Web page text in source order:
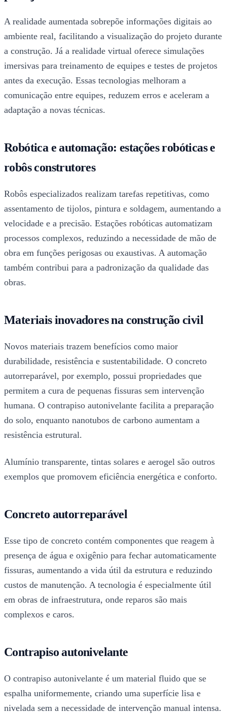
A realidade aumentada sobrepõe informações digitais ao
ambiente real, facilitando a visualização do projeto durante
a construção. Já a realidade virtual oferece simulações
imersivas para treinamento de equipes e testes de projetos
antes da execução. Essas tecnologias melhoram a
comunicação entre equipes, reduzem erros e aceleram a
adaptação a novas técnicas.
Robótica e automação: estações robóticas e
robôs construtores
Robôs especializados realizam tarefas repetitivas, como
assentamento de tijolos, pintura e soldagem, aumentando a
velocidade e a precisão. Estações robóticas automatizam
processos complexos, reduzindo a necessidade de mão de
obra em funções perigosas ou exaustivas. A automação
também contribui para a padronização da qualidade das
obras.
Materiais inovadores na construção civil
Novos materiais trazem benefícios como maior
durabilidade, resistência e sustentabilidade. O concreto
autorreparável, por exemplo, possui propriedades que
permitem a cura de pequenas fissuras sem intervenção
humana. O contrapiso autonivelante facilita a preparação
do solo, enquanto nanotubos de carbono aumentam a
resistência estrutural.
Alumínio transparente, tintas solares e aerogel são outros
exemplos que promovem eficiência energética e conforto.
Concreto autorreparável
Esse tipo de concreto contém componentes que reagem à
presença de água e oxigênio para fechar automaticamente
fissuras, aumentando a vida útil da estrutura e reduzindo
custos de manutenção. A tecnologia é especialmente útil
em obras de infraestrutura, onde reparos são mais
complexos e caros.
Contrapiso autonivelante
O contrapiso autonivelante é um material fluido que se
espalha uniformemente, criando uma superfície lisa e
nivelada sem a necessidade de intervenção manual intensa.